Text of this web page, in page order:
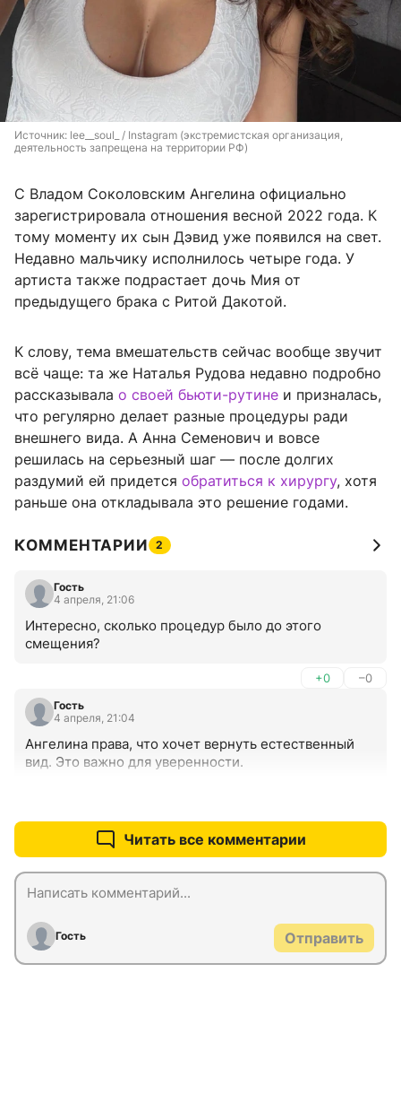
Источник: lee__soul_ / Instagram (экстремистская организация,
деятельность запрещена на территории РФ)
С Владом Соколовским Ангелина официально
зарегистрировала отношения весной 2022 года. К
тому моменту их сын Дэвид уже появился на свет.
Недавно мальчику исполнилось четыре года. У
артиста также подрастает дочь Мия от
предыдущего брака с Ритой Дакотой.
К слову, тема вмешательств сейчас вообще звучит
всё чаще: та же Наталья Рудова недавно подробно
рассказывала о своей бьюти-рутине и призналась,
что регулярно делает разные процедуры ради
внешнего вида. А Анна Семенович и вовсе
решилась на серьезный шаг — после долгих
раздумий ей придется обратиться к хирургу, хотя
раньше она откладывала это решение годами.
КОММЕНТАРИИ 2
Гость
4 апреля, 21:06
Интересно, сколько процедур было до этого
смещения?
+0 –0
Гость
4 апреля, 21:04
Ангелина права, что хочет вернуть естественный
вид. Это важно для уверенности.
Читать все комментарии
Гость Отправить